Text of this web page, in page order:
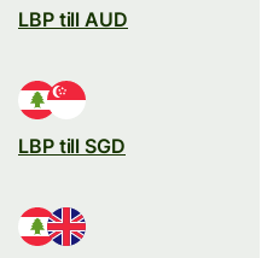
LBP till AUD
LBP till SGD